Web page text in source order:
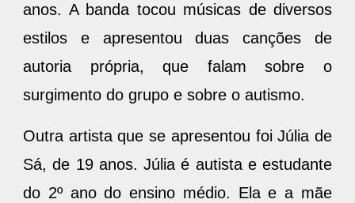
anos. A banda tocou músicas de diversos
estilos e apresentou duas canções de
autoria própria, que falam sobre o
surgimento do grupo e sobre o autismo.
Outra artista que se apresentou foi Júlia de
Sá, de 19 anos. Júlia é autista e estudante
do 2º ano do ensino médio. Ela e a mãe